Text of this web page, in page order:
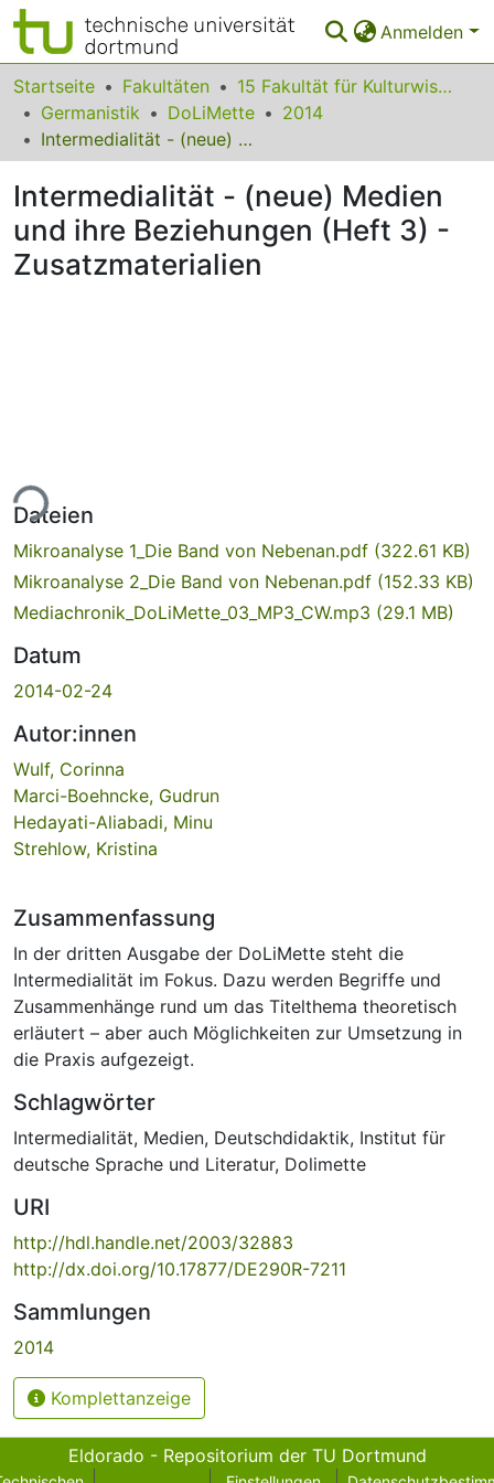
Anmelden
Bereiche & Sammlungen
Das gesamte Repositorium
Leitlinien
Startseite Fakultäten
15 Fakultät für Kulturwissenschaften
Germanistik
DoLiMette
2014
Intermedialität - (neue) Medien und ihre Beziehungen (Heft 3) - Zusatzmaterialien
Intermedialität - (neue) Medien
und ihre Beziehungen (Heft 3) -
Zusatzmaterialien
Dateien
Mikroanalyse 1_Die Band von Nebenan.pdf (322.61 KB)
Mikroanalyse 2_Die Band von Nebenan.pdf (152.33 KB)
Mediachronik_DoLiMette_03_MP3_CW.mp3 (29.1 MB)
Datum
2014-02-24
Autor:innen
Wulf, Corinna
Marci-Boehncke, Gudrun
Hedayati-Aliabadi, Minu
Strehlow, Kristina
Zusammenfassung
In der dritten Ausgabe der DoLiMette steht die
Intermedialität im Fokus. Dazu werden Begriffe und
Zusammenhänge rund um das Titelthema theoretisch
erläutert – aber auch Möglichkeiten zur Umsetzung in
die Praxis aufgezeigt.
Schlagwörter
Intermedialität, Medien, Deutschdidaktik, Institut für
deutsche Sprache und Literatur, Dolimette
URI
http://hdl.handle.net/2003/32883
http://dx.doi.org/10.17877/DE290R-7211
Sammlungen
2014
Komplettanzeige
Eldorado - Repositorium der TU Dortmund